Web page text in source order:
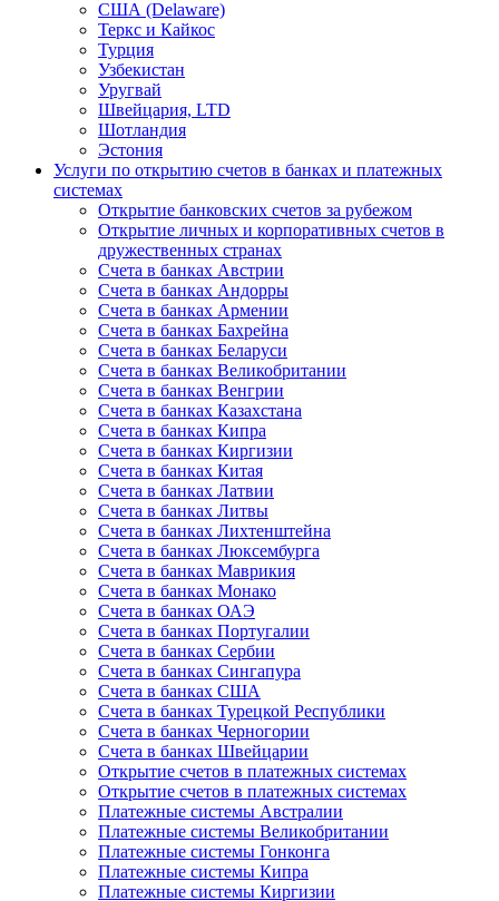
США (Delaware)
Теркс и Кайкос
Турция
Узбекистан
Уругвай
Швейцария, LTD
Шотландия
Эстония
Услуги по открытию счетов в банках и платежных
системах
Открытие банковских счетов за рубежом
Открытие личных и корпоративных счетов в
дружественных странах
Счета в банках Австрии
Счета в банках Андорры
Счета в банках Армении
Счета в банках Бахрейна
Счета в банках Беларуси
Счета в банках Великобритании
Счета в банках Венгрии
Счета в банках Казахстана
Счета в банках Кипра
Счета в банках Киргизии
Счета в банках Китая
Счета в банках Латвии
Счета в банках Литвы
Счета в банках Лихтенштейна
Счета в банках Люксембурга
Счета в банках Маврикия
Счета в банках Монако
Счета в банках ОАЭ
Счета в банках Португалии
Счета в банках Сербии
Счета в банках Сингапура
Счета в банках США
Счета в банках Турецкой Республики
Счета в банках Черногории
Счета в банках Швейцарии
Открытие счетов в платежных системах
Открытие счетов в платежных системах
Платежные системы Австралии
Платежные системы Великобритании
Платежные системы Гонконга
Платежные системы Кипра
Платежные системы Киргизии